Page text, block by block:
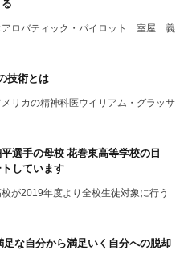
アロバティック・パイロット 室屋 義
技術とは
リカの精神科医ウイリアム・グラッサ
選手の母校 花巻東高等学校の目
しています
が2019年度より全校生徒対象に行う
な自分から満足いく自分への脱却